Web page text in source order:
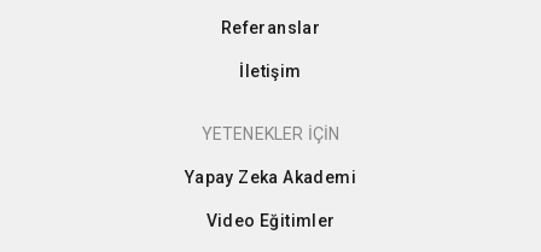
Referanslar
İletişim
YETENEKLER İÇİN
Yapay Zeka Akademi
Video Eğitimler